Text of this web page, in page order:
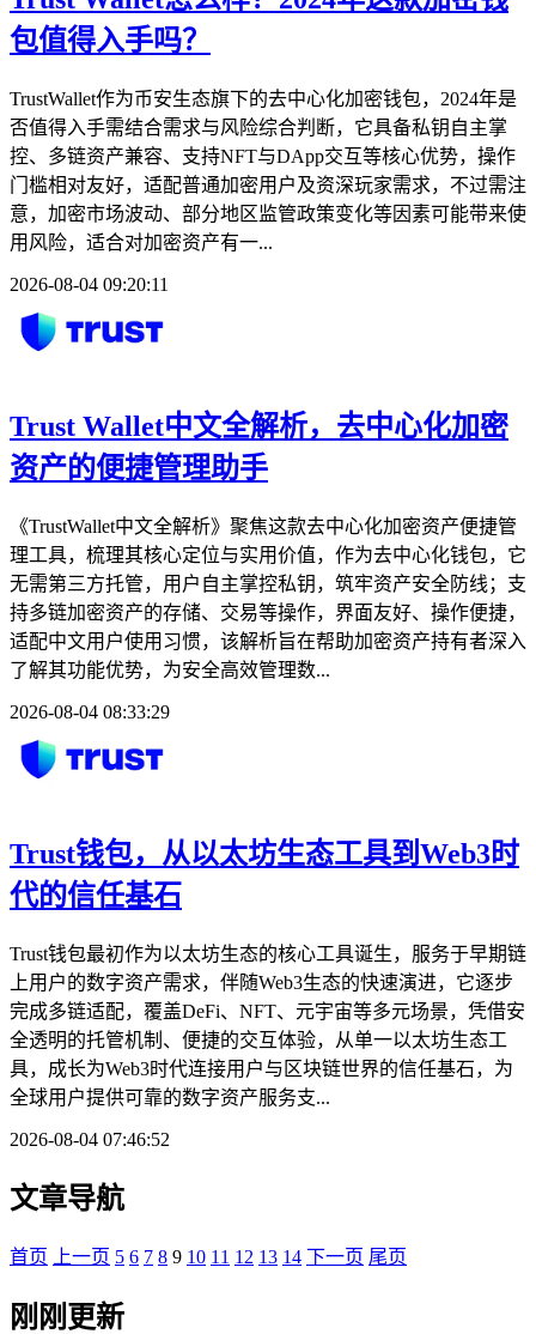
包值得入手吗？
TrustWallet作为币安生态旗下的去中心化加密钱包，2024年是
否值得入手需结合需求与风险综合判断，它具备私钥自主掌
控、多链资产兼容、支持NFT与DApp交互等核心优势，操作
门槛相对友好，适配普通加密用户及资深玩家需求，不过需注
意，加密市场波动、部分地区监管政策变化等因素可能带来使
用风险，适合对加密资产有一...
2026-08-04 09:20:11
Trust Wallet中文全解析，去中心化加密
资产的便捷管理助手
《TrustWallet中文全解析》聚焦这款去中心化加密资产便捷管
理工具，梳理其核心定位与实用价值，作为去中心化钱包，它
无需第三方托管，用户自主掌控私钥，筑牢资产安全防线；支
持多链加密资产的存储、交易等操作，界面友好、操作便捷，
适配中文用户使用习惯，该解析旨在帮助加密资产持有者深入
了解其功能优势，为安全高效管理数...
2026-08-04 08:33:29
Trust钱包，从以太坊生态工具到Web3时
代的信任基石
Trust钱包最初作为以太坊生态的核心工具诞生，服务于早期链
上用户的数字资产需求，伴随Web3生态的快速演进，它逐步
完成多链适配，覆盖DeFi、NFT、元宇宙等多元场景，凭借安
全透明的托管机制、便捷的交互体验，从单一以太坊生态工
具，成长为Web3时代连接用户与区块链世界的信任基石，为
全球用户提供可靠的数字资产服务支...
2026-08-04 07:46:52
文章导航
首页 上一页 5 6 7 8 9 10 11 12 13 14 下一页 尾页
刚刚更新